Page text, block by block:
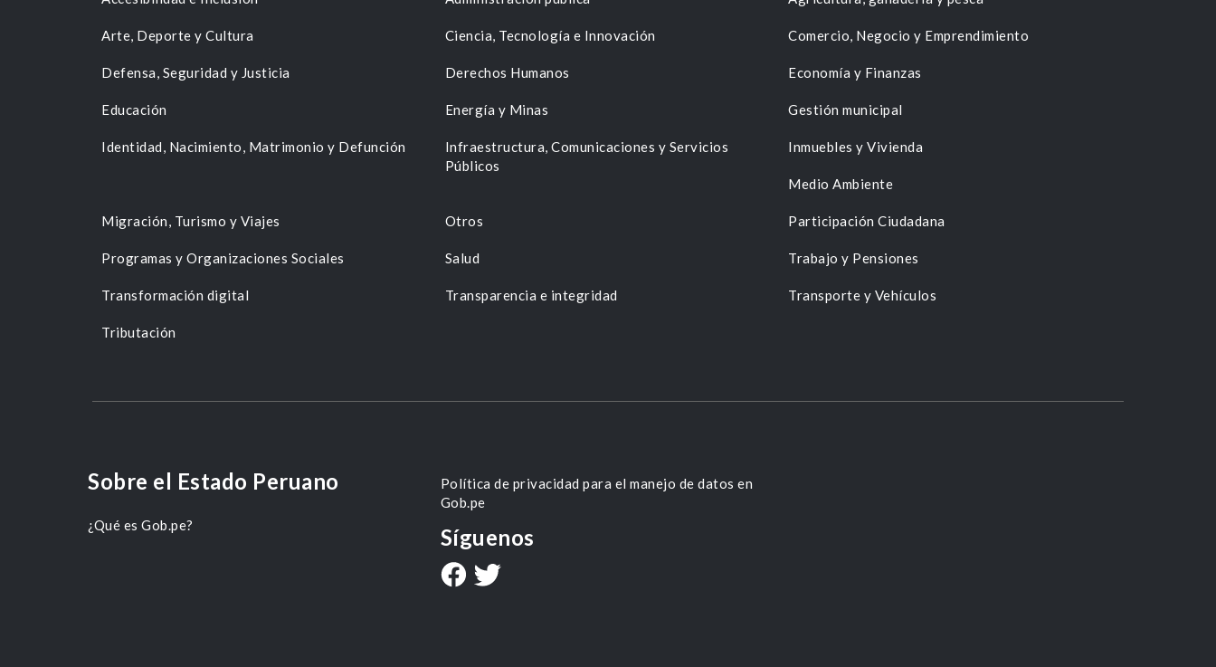
Arte, Deporte y Cultura Ciencia, Tecnología e Innovación Comercio, Negocio y Emprendimiento
Defensa, Seguridad y Justicia Derechos Humanos Economía y Finanzas
Educación Energía y Minas Gestión municipal
Identidad, Nacimiento, Matrimonio y Defunción
Infraestructura, Comunicaciones y Servicios
Públicos
Inmuebles y Vivienda
Medio Ambiente
Migración, Turismo y Viajes Otros Participación Ciudadana
Programas y Organizaciones Sociales Salud Trabajo y Pensiones
Transformación digital Transparencia e integridad Transporte y Vehículos
Tributación
Sobre el Estado Peruano
¿Qué es Gob.pe?
Política de privacidad para el manejo de datos en
Gob.pe
Síguenos